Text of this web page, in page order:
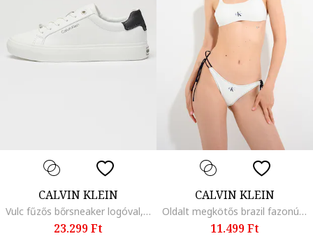
CALVIN KLEIN
Vulc fűzős bőrsneaker logóval, Koptatott fekete/Fehér
23.299 Ft
CALVIN KLEIN
Oldalt megkötős brazil fazonú fürdőruhafelső, Törtfehér/Tengerészkék
11.499 Ft